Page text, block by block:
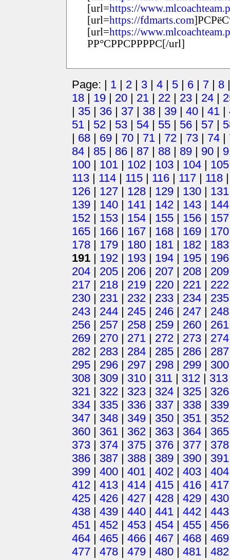
[url=https://
[url=https://fdmarts.com
[url=https://
РР°СРРСРРРРС[/url]
Page: | 1 | 2 | 3 | 4 | 5 | 6 | 7 | 8
18 | 19 | 20 | 21 | 22 | 23 | 24 |
| 35 | 36 | 37 | 38 | 39 | 40 | 41 |
51 | 52 | 53 | 54 | 55 | 56 | 57 |
| 68 | 69 | 70 | 71 | 72 | 73 | 74 |
84 | 85 | 86 | 87 | 88 | 89 | 90 |
100 | 101 | 102 | 103 | 104 | 105
113 | 114 | 115 | 116 | 117 | 118
126 | 127 | 128 | 129 | 130 | 131
139 | 140 | 141 | 142 | 143 | 144
152 | 153 | 154 | 155 | 156 | 157
165 | 166 | 167 | 168 | 169 | 170
178 | 179 | 180 | 181 | 182 | 183
191 | 192 | 193 | 194 | 195 | 196
204 | 205 | 206 | 207 | 208 | 209
217 | 218 | 219 | 220 | 221 | 222
230 | 231 | 232 | 233 | 234 | 235
243 | 244 | 245 | 246 | 247 | 248
256 | 257 | 258 | 259 | 260 | 261
269 | 270 | 271 | 272 | 273 | 274
282 | 283 | 284 | 285 | 286 | 287
295 | 296 | 297 | 298 | 299 | 300
308 | 309 | 310 | 311 | 312 | 313
321 | 322 | 323 | 324 | 325 | 326
334 | 335 | 336 | 337 | 338 | 339
347 | 348 | 349 | 350 | 351 | 352
360 | 361 | 362 | 363 | 364 | 365
373 | 374 | 375 | 376 | 377 | 378
386 | 387 | 388 | 389 | 390 | 391
399 | 400 | 401 | 402 | 403 | 404
412 | 413 | 414 | 415 | 416 | 417
425 | 426 | 427 | 428 | 429 | 430
438 | 439 | 440 | 441 | 442 | 443
451 | 452 | 453 | 454 | 455 | 456
464 | 465 | 466 | 467 | 468 | 469
477 | 478 | 479 | 480 | 481 | 482